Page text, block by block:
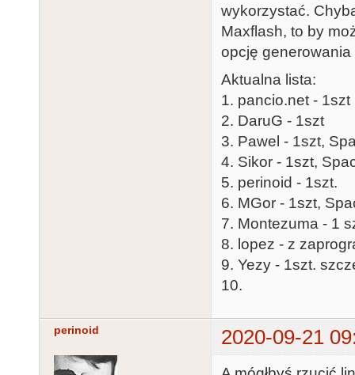
wykorzystać.
Maxflash, to by
opcję generowania
Aktualna lista:
1. pancio.net - 1szt
2. DaruG - 1szt
3. Pawel - 1szt,
4. Sikor - 1szt,
5. perinoid - 1szt.
6. MGor - 1szt,
7. Montezuma - 1
8. lopez - z
9. Yezy - 1szt.
10.
perinoid 2020-09-21